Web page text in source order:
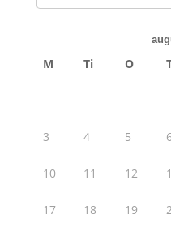
M Ti O
3 4 5
10 11 12
17 18 19